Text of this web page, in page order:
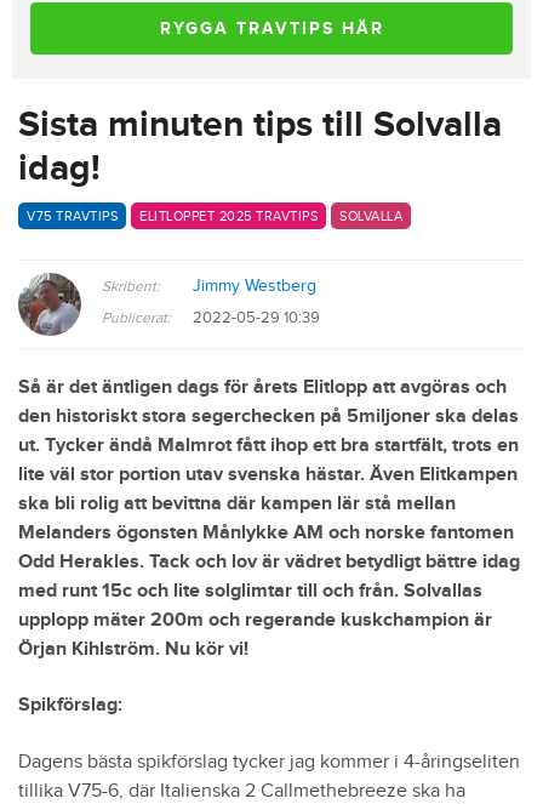
RYGGA TRAVTIPS HÄR
Sista minuten tips till Solvalla
idag!
V75 TRAVTIPS ELITLOPPET 2025 TRAVTIPS SOLVALLA
Skribent: Jimmy Westberg
Publicerat: 2022-05-29 10:39
Så är det äntligen dags för årets Elitlopp att avgöras och
den historiskt stora segerchecken på 5miljoner ska delas
ut. Tycker ändå Malmrot fått ihop ett bra startfält, trots en
lite väl stor portion utav svenska hästar. Även Elitkampen
ska bli rolig att bevittna där kampen lär stå mellan
Melanders ögonsten Månlykke AM och norske fantomen
Odd Herakles. Tack och lov är vädret betydligt bättre idag
med runt 15c och lite solglimtar till och från. Solvallas
upplopp mäter 200m och regerande kuskchampion är
Örjan Kihlström. Nu kör vi!
Spikförslag:
Dagens bästa spikförslag tycker jag kommer i 4-åringseliten
tillika V75-6, där Italienska 2 Callmethebreeze ska ha